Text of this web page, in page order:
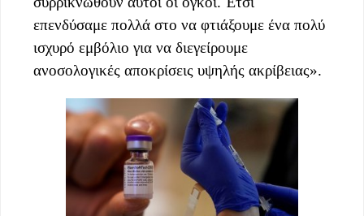
επενδύσαμε πολλά στο να φτιάξουμε ένα πολύ
ισχυρό εμβόλιο για να διεγείρουμε
ανοσολογικές αποκρίσεις υψηλής ακρίβειας».